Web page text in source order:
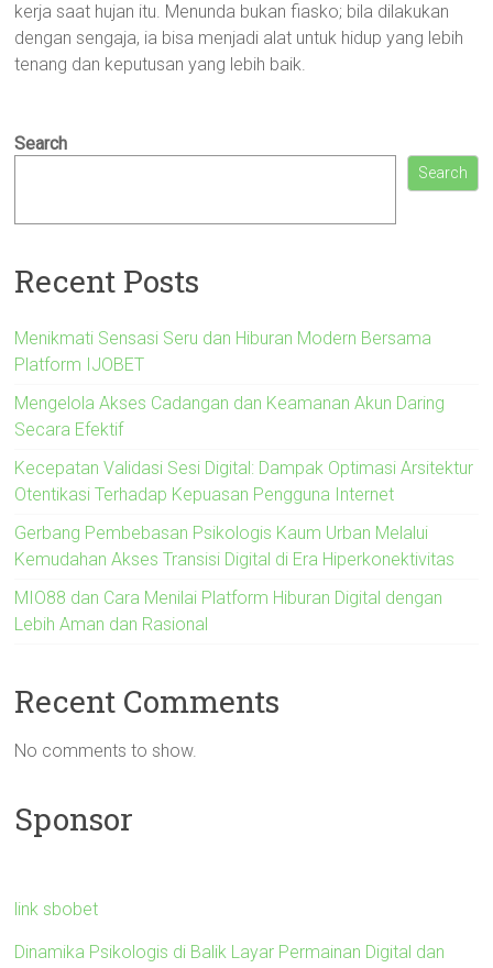
kerja saat hujan itu. Menunda bukan fiasko; bila dilakukan
dengan sengaja, ia bisa menjadi alat untuk hidup yang lebih
tenang dan keputusan yang lebih baik.
Search
Search
Recent Posts
Menikmati Sensasi Seru dan Hiburan Modern Bersama
Platform IJOBET
Mengelola Akses Cadangan dan Keamanan Akun Daring
Secara Efektif
Kecepatan Validasi Sesi Digital: Dampak Optimasi Arsitektur
Otentikasi Terhadap Kepuasan Pengguna Internet
Gerbang Pembebasan Psikologis Kaum Urban Melalui
Kemudahan Akses Transisi Digital di Era Hiperkonektivitas
MIO88 dan Cara Menilai Platform Hiburan Digital dengan
Lebih Aman dan Rasional
Recent Comments
No comments to show.
Sponsor
link sbobet
Dinamika Psikologis di Balik Layar Permainan Digital dan